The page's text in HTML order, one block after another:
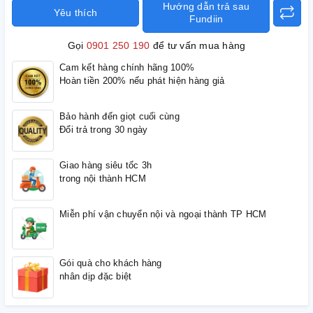
Yêu thích
Hướng dẫn trả sau
Fundiin
Gọi 0901 250 190 để tư vấn mua hàng
Cam kết hàng chính hãng 100%
Hoàn tiền 200% nếu phát hiện hàng giả
Bảo hành đến giọt cuối cùng
Đổi trả trong 30 ngày
Giao hàng siêu tốc 3h
trong nội thành HCM
Miễn phí vận chuyển nội và ngoại thành TP HCM
Gói quà cho khách hàng
nhân dịp đặc biệt